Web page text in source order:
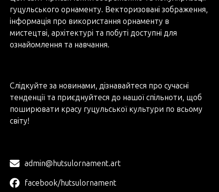
гуцульського орнаменту. Векторизовані зображення,
інформація про використання орнаменту в
мистецтві, архітектурі та побуті доступні для
ознайомлення та навчання.
Слідкуйте за новинами, дізнавайтеся про сучасні
тенденції та приєднуйтеся до нашої спільноти, щоб
поширювати красу гуцульської культури по всьому
світу!
admin@hutsulornament.art
facebook/hutsulornament